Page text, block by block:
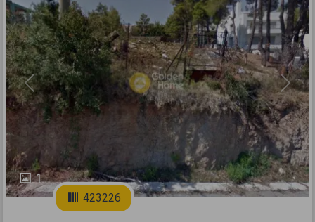
1
Previous Next
423226